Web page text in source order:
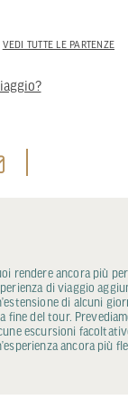
VEDI TUTTE LE PARTENZE
rendere ancora più
di viaggio
di alcuni
fine del tour.
escursioni
ancora più